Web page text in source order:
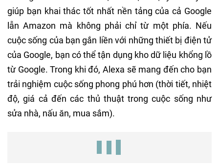
giúp bạn khai thác tốt nhất nền tảng của cả Google
lẫn Amazon mà không phải chỉ từ một phía. Nếu
cuộc sống của bạn gắn liền với những thiết bị điện tử
của Google, bạn có thể tận dụng kho dữ liệu khổng lồ
từ Google. Trong khi đó, Alexa sẽ mang đến cho bạn
trải nghiệm cuộc sống phong phú hơn (thời tiết, nhiệt
độ, giá cả đến các thủ thuật trong cuộc sống như
sửa nhà, nấu ăn, mua sắm).